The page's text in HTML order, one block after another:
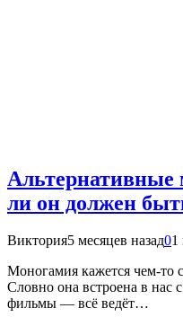
Альтернативные
ли он должен
Виктория5 месяцев назад01
Моногамия кажется чем-то
Словно она встроена в нас
фильмы — всё ведёт…